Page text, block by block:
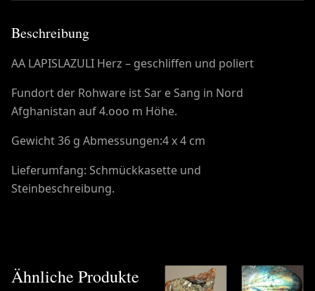
Beschreibung
AA LAPISLAZULI Herz – geschliffen und poliert
Fundort der Rohware ist Sar e Sang in Nord
Afghanistan auf 4.ooo m Höhe.
Gewicht 36 g Abmessungen:4 x 4 cm
Lieferumfang: Schmückkasette und
Steinbeschreibung.
Ähnliche Produkte